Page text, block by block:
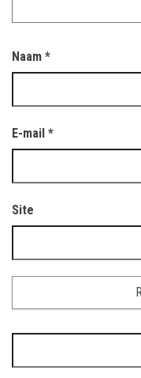
Naam *
E-mail *
Site
naar: